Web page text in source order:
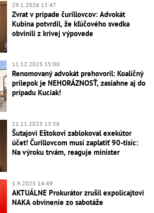
29.1.2026 15:47
Zvrat v prípade čurillovcov: Advokát
Kubina potvrdil, že kľúčového svedka
obvinili z krivej výpovede
11.12.2025 15:00
Renomovaný advokát prehovoril: Koaličný
prílepok je NEHORÁZNOSŤ, zasiahne aj do
prípadu Kuciak!
11.11.2025 13:56
Šutajovi Eštokovi zablokoval exekútor
účet! Čurillovcom musí zaplatiť 90-tisíc:
Na výroku trvám, reaguje minister
1.9.2025 14:49
AKTUÁLNE Prokurátor zrušil expolicajtovi
NAKA obvinenie zo sabotáže